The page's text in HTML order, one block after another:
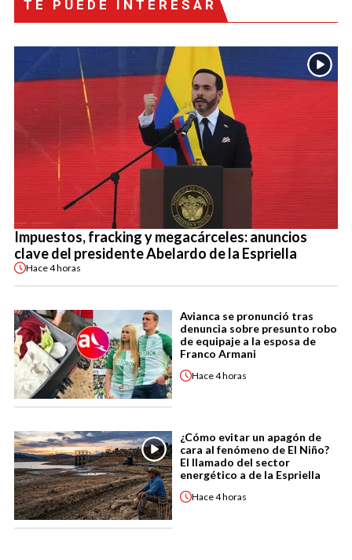
TE PUEDE INTERESAR
Impuestos, fracking y megacárceles: anuncios
clave del presidente Abelardo de la Espriella
Hace4 horas
Avianca se pronunció tras
denuncia sobre presunto robo
de equipaje a la esposa de
Franco Armani
Hace4 horas
¿Cómo evitar un apagón de
cara al fenómeno de El Niño?
El llamado del sector
energético a de la Espriella
Hace4 horas